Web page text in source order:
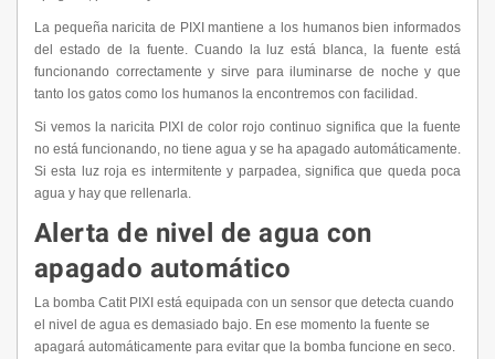
La pequeña naricita de PIXI mantiene a los humanos bien informados
del estado de la fuente. Cuando la luz está blanca, la fuente está
funcionando correctamente y sirve para iluminarse de noche y que
tanto los gatos como los humanos la encontremos con facilidad.
Si vemos la naricita PIXI de color rojo continuo significa que la fuente
no está funcionando, no tiene agua y se ha apagado automáticamente.
Si esta luz roja es intermitente y parpadea, significa que queda poca
agua y hay que rellenarla.
Alerta de nivel de agua con
apagado automático
La bomba Catit PIXI está equipada con un sensor que detecta cuando
el nivel de agua es demasiado bajo. En ese momento la fuente se
apagará automáticamente para evitar que la bomba funcione en seco.